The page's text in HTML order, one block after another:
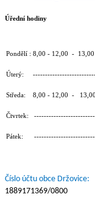
Úřední hodiny
Pondělí : 8,00 - 12,00 - 13,00
Úterý:
Středa: 8,00 - 12,00 -
Čtvrtek:
Pátek:
Číslo účtu obce Držovice:
1889171369/0800